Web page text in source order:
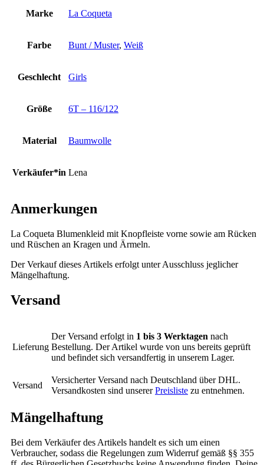
Marke La Coqueta
Farbe Bunt / Muster, Weiß
Geschlecht Girls
Größe 6T – 116/122
Material Baumwolle
Verkäufer*in Lena
Anmerkungen
La Coqueta Blumenkleid mit Knopfleiste vorne sowie am Rücken
und Rüschen an Kragen und Ärmeln.
Der Verkauf dieses Artikels erfolgt unter Ausschluss jeglicher
Mängelhaftung.
Versand
Lieferung
Der Versand erfolgt in 1 bis 3 Werktagen nach
Bestellung. Der Artikel wurde von uns bereits geprüft
und befindet sich versandfertig in unserem Lager.
Versand
Versicherter Versand nach Deutschland über DHL.
Versandkosten sind unsererPreisliste zu entnehmen.
Mängelhaftung
Bei dem Verkäufer des Artikels handelt es sich um einen
Verbraucher, sodass die Regelungen zum Widerruf gemäß §§ 355